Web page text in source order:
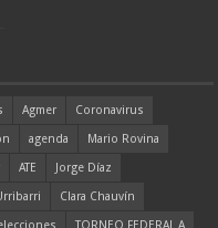
Agmer
Coronavirus
agenda
Mario Rovina
ATE
Jorge Díaz
Clara Chauvín
TORNEO FEDERAL A